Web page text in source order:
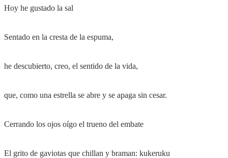
Hoy he gustado la sal
Sentado en la cresta de la espuma,
he descubierto, creo, el sentido de la vida,
que, como una estrella se abre y se apaga sin cesar.
Cerrando los ojos oígo el trueno del embate
El grito de gaviotas que chillan y braman: kukeruku